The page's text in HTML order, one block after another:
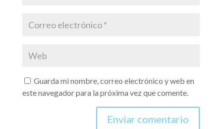
Guarda mi nombre, correo electrónico y web en
este navegador para la próxima vez que comente.